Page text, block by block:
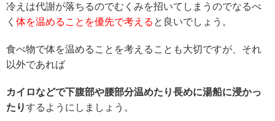
冷えは代謝が落ちるのでむくみを招いてしまうのでなるべ
く 体を温めることを優先で考える と良いでしょう。
食べ物で体を温めることを考えることも大切ですが、それ
以外であれば
カイロなどで下腹部や腰部分温めたり長めに湯船に浸かっ
たりするようにしましょう。